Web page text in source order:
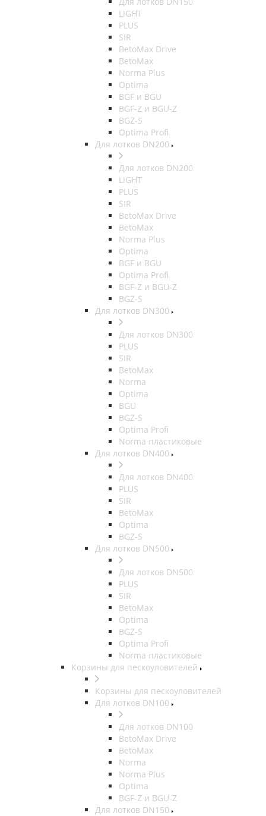
LIGHT
PLUS
SIR
BetoMax Drive
BetoMax
Norma Plus
Optima
BGF и BGU
BGF-Z и BGU-Z
BGZ-S
Optima Profi
Для лотков DN200
Для лотков DN200
LIGHT
PLUS
SIR
BetoMax Drive
BetoMax
Norma Plus
Optima
BGF и BGU
Optima Profi
BGF-Z и BGU-Z
BGZ-S
Для лотков DN300
Для лотков DN300
PLUS
SIR
BetoMax
Norma
Optima
BGU
BGZ-S
Optima Profi
Norma пластиковые
Для лотков DN400
Для лотков DN400
PLUS
SIR
BetoMax
Optima
BGZ-S
Для лотков DN500
Для лотков DN500
PLUS
SIR
BetoMax
Optima
BGZ-S
Optima Profi
Norma пластиковые
Корзины для пескоуловителей
Корзины для пескоуловителей
Для лотков DN100
Для лотков DN100
BetoMax Drive
BetoMax
Norma
Norma Plus
Optima
BGF-Z и BGU-Z
Для лотков DN150